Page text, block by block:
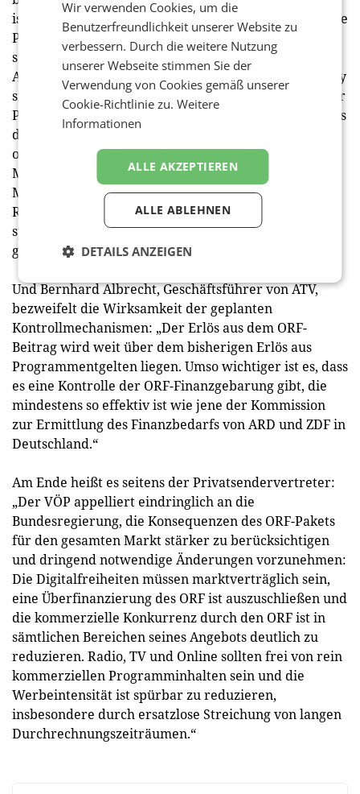
ist ohnehin sehr hoch. Soll er gesellschaftsschädigende
Plattformen nun auch noch fördern, indem er ihnen
seine Qualitätsinhalte zur Verfügung stellt? Und
Alexander Wagner, Geschäftsführer von Radio Energy
sieht nun den Druck weiter steigen: „Die Situation der
Privatsender ist aufgrund des wirtschaftlichen Drucks
durch die großen internationalen Plattformen
ohnehin extrem schwierig. Die vorgeschlagenen
Maßnahmen erhöhen diesen Druck, anstatt den
Medienmarkt zu entlasten. Die vorgesehene
Reduktion der ORF-Radiowerbezeit wird keinen
spürbaren positiven Effekt haben, sie fällt einfach zu
gering aus.“
Und Bernhard Albrecht, Geschäftsführer von ATV,
bezweifelt die Wirksamkeit der geplanten
Kontrollmechanismen: „Der Erlös aus dem ORF-
Beitrag wird weit über dem bisherigen Erlös aus
Programmentgelten liegen. Umso wichtiger ist es, dass
es eine Kontrolle der ORF-Finanzgebarung gibt, die
mindestens so effektiv ist wie jene der Kommission
zur Ermittlung des Finanzbedarfs von ARD und ZDF in
Deutschland.“
Am Ende heißt es seitens der Privatsendervertreter:
„Der VÖP appelliert eindringlich an die
Bundesregierung, die Konsequenzen des ORF-Pakets
für den gesamten Markt stärker zu berücksichtigen
und dringend notwendige Änderungen vorzunehmen:
Die Digitalfreiheiten müssen marktverträglich sein,
eine Überfinanzierung des ORF ist auszuschließen und
die kommerzielle Konkurrenz durch den ORF ist in
sämtlichen Bereichen seines Angebots deutlich zu
reduzieren. Radio, TV und Online sollten frei von rein
kommerziellen Programminhalten sein und die
Werbeintensität ist spürbar zu reduzieren,
insbesondere durch ersatzlose Streichung von langen
Durchrechnungszeiträumen.“
Wir verwenden Cookies, um die
Benutzerfreundlichkeit unserer Website zu
verbessern. Durch die weitere Nutzung
unserer Webseite stimmen Sie der
Verwendung von Cookies gemäß unserer
Cookie-Richtlinie zu.Weitere
Informationen
ALLE AKZEPTIEREN
ALLE ABLEHNEN
DETAILS ANZEIGEN